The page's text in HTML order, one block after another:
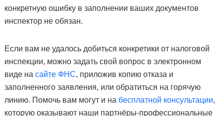
конкретную ошибку в заполнении ваших документов
инспектор не обязан.
Если вам не удалось добиться конкретики от налоговой
инспекции, можно задать свой вопрос в электронном
виде на сайте ФНС, приложив копию отказа и
заполненного заявления, или обратиться на горячую
линию. Помочь вам могут и на бесплатной консультации,
которую оказывают наши партнёры-профессиональные